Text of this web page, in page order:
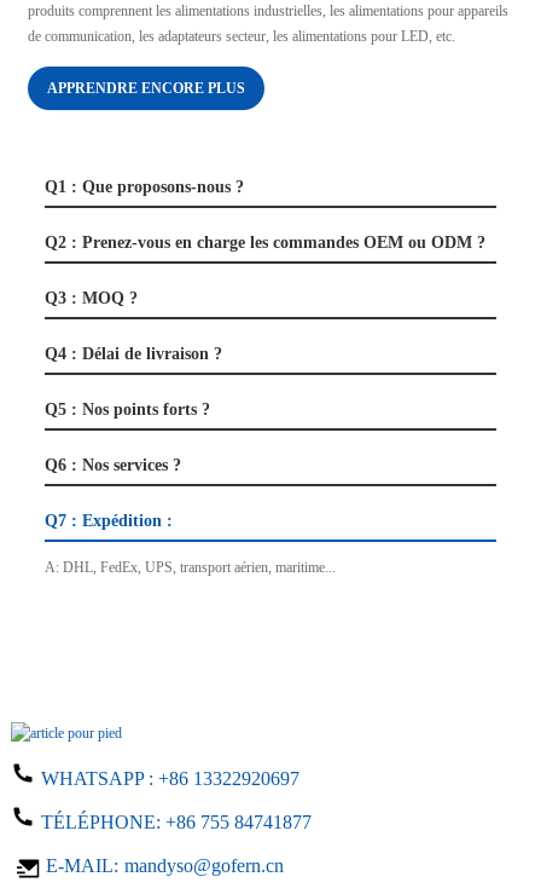
produits comprennent les alimentations industrielles, les alimentations pour appareils
de communication, les adaptateurs secteur, les alimentations pour LED, etc.
APPRENDRE ENCORE PLUS
Q1 : Que proposons-nous ?
Q2 : Prenez-vous en charge les commandes OEM ou ODM ?
Q3 : MOQ ?
Q4 : Délai de livraison ?
Q5 : Nos points forts ?
Q6 : Nos services ?
Q7 : Expédition :
A: DHL, FedEx, UPS, transport aérien, maritime...
WHATSAPP : +86 13322920697
TÉLÉPHONE: +86 755 84741877
E-MAIL: mandyso@gofern.cn